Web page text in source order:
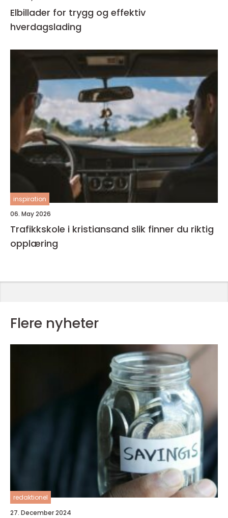
Elbillader for trygg og effektiv
hverdagslading
inspiration
06. May 2026
Trafikkskole i kristiansand slik finner du riktig
opplæring
Flere nyheter
redaktionel
27. December 2024